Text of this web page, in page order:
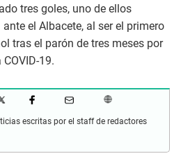
tres goles, uno de ellos
el Albacete, al ser el primero
tras el parón de tres meses por
19.
escritas por el staff de redactores